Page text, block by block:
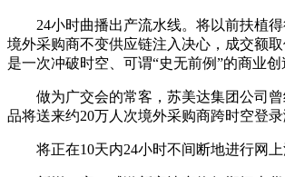
24小时曲播出产流水线。将以前扶植得
境外采购商不变供应链注入决心，成交额
是一次冲破时空、可谓“史无前例”的商业
做为广交会的常客，苏美达集团公司曾
品将送来约20万人次境外采购商跨时空登
将正在10天内24小时不间断地进行网上